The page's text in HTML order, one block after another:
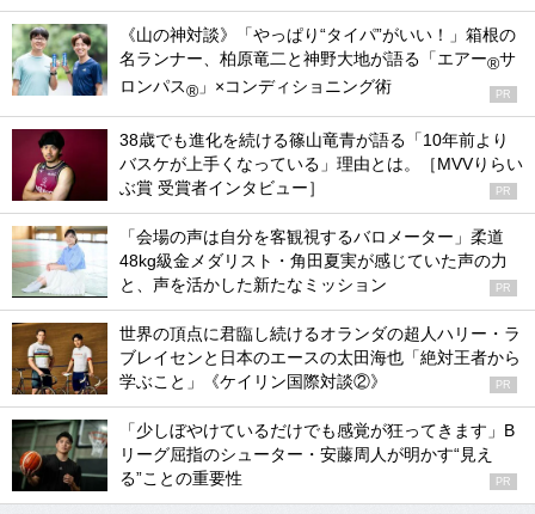
《山の神対談》「やっぱり“タイパ”がいい！」箱根の
名ランナー、柏原竜二と神野大地が語る「エアー®サ
ロンパス® 」×コンディショニング術 PR
38歳でも進化を続ける篠山竜青が語る「10年前より
バスケが上手くなっている」理由とは。［MVVりらい
ぶ賞 受賞者インタビュー］
PR
「会場の声は自分を客観視するバロメーター」柔道
48kg級金メダリスト・角田夏実が感じていた声の力
と、声を活かした新たなミッション
PR
世界の頂点に君臨し続けるオランダの超人ハリー・ラ
ブレイセンと日本のエースの太田海也「絶対王者から
学ぶこと」《ケイリン国際対談②》
PR
「少しぼやけているだけでも感覚が狂ってきます」B
リーグ屈指のシューター・安藤周人が明かす“見え
る”ことの重要性
PR